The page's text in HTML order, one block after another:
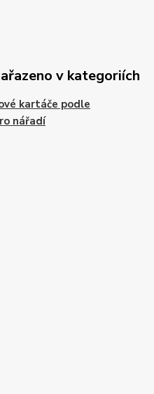
v kategoriích
kartáče podle
nářadí